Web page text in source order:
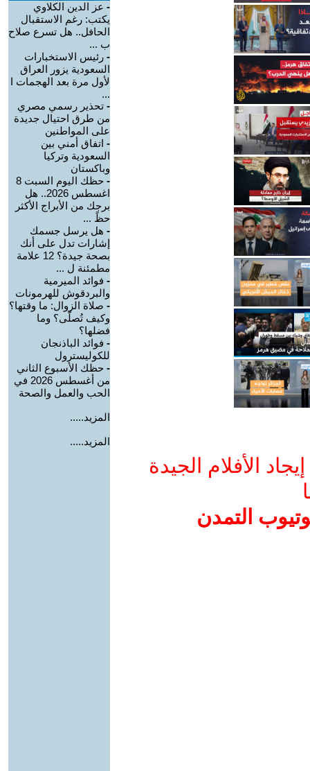
الأفلام الجيدة
التمدن
- عز الدين الكلاوي
يكتب: رغم الاستقبال
الحافل.. هل تسرع صلاح
ب ...
- رئيس الاستخبارات
السعودية يزور العراق
لأول مرة بعد الهجمات ا
...
- تحذير رسمي مصري
من طرق احتيال جديدة
على المواطنين
- اتفاق أمني بين
السعودية وتركيا
وباكستان
-
حظك اليوم السبت 8
اغسطس 2026.. هل
برجك من الأبراج الأكثر
حظً ...
- هل يرسل جسمك
إشارات تدل على أنك
بصحة جيدة؟ 12 علامة
مطمئنة ل ...
- فوائد الميرمية
والبردقوش للهرمونات
- صلاة الزوال: ما وقتها؟
وكيف تُصلّى؟ وما
فضلها؟
- فوائد الباذنجان
للكوليسترول
- حظك الأسبوع الثاني
من أغسطس 2026 في
الحب والعمل والصحة
المزيد.....
المزيد.....